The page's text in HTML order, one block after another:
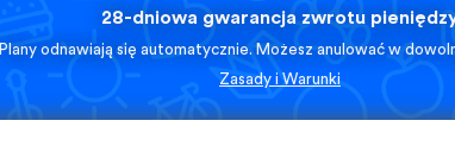
28-dniowa gwarancja zwrotu
Plany odnawiają się automatycznie. Możesz anulować w
Zasady i Warunki